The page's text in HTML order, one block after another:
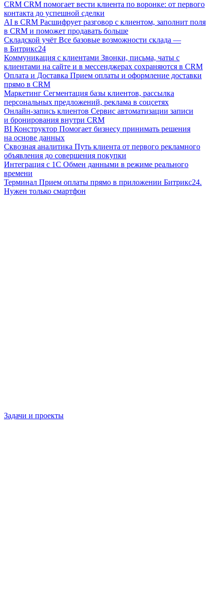
CRM CRM помогает вести клиента по воронке: от первого
контакта до успешной сделки
AI в CRM Расшифрует разговор с клиентом, заполнит поля
в CRM и поможет продавать больше
Складской учёт Все базовые возможности склада —
в Битрикс24
Коммуникация с клиентами Звонки, письма, чаты с
клиентами на сайте и в мессенджерах сохраняются в CRM
Оплата и Доставка Прием оплаты и оформление доставки
прямо в CRM
Маркетинг Сегментация базы клиентов, рассылка
персональных предложений, реклама в соцсетях
Онлайн-запись клиентов Сервис автоматизации записи
и бронирования внутри CRM
BI Конструктор Помогает бизнесу принимать решения
на основе данных
Сквозная аналитика Путь клиента от первого рекламного
объявления до совершения покупки
Интеграция с 1С Обмен данными в режиме реального
времени
Терминал Прием оплаты прямо в приложении Битрикс24.
Нужен только смартфон
Задачи и проекты